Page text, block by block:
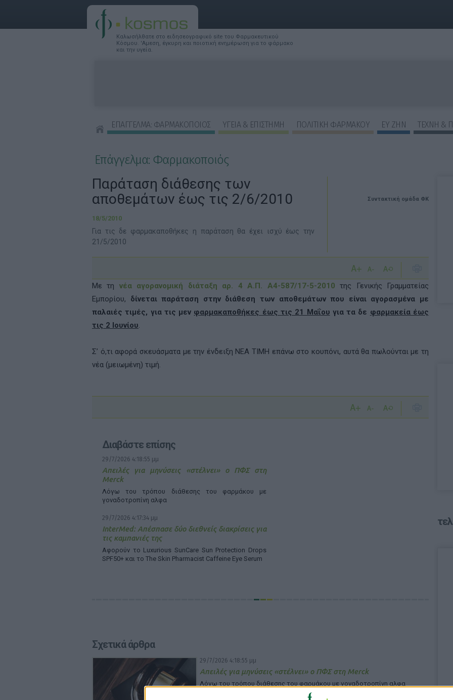
Καλωσήλθατε στο ειδησεογραφικό site του Φαρμακευτικού
Κόσμου. 'Αμεση, έγκυρη και ποιοτική ενημέρωση για το φάρμακο
και την υγεία.
ΕΠΑΓΓΕΛΜΑ: ΦΑΡΜΑΚΟΠΟΙΟΣ ΥΓΕΙΑ & ΕΠΙΣΤΗΜΗ ΠΟΛΙΤΙΚΗ ΦΑΡΜΑΚΟΥ ΕΥ ΖΗΝ
ΤΕΧΝΗ &
Επάγγελμα: Φαρμακοποιός
Συντακτική ομάδα ΦΚ
Παράταση διάθεσης των
αποθεμάτων έως τις 2/6/2010
18/5/2010
Για τις δε φαρμακαποθήκες η παράταση θα έχει ισχύ έως την
21/5/2010
Με τη νέα αγορανομική διάταξη αρ. 4 Α.Π. Α4-587/17-5-2010 της Γενικής Γραμματείας
Εμπορίου, δίνεται παράταση στην διάθεση των αποθεμάτων που είναι αγορασμένα με
παλαιές τιμές, για τις μεν φαρμακαποθήκες έως τις 21 Μαΐου για τα δε φαρμακεία έως
τις 2 Ιουνίου.
Σ’ ό,τι αφορά σκευάσματα με την ένδειξη ΝΕΑ ΤΙΜΗ επάνω στο κουπόνι, αυτά θα πωλούνται με τη
νέα (μειωμένη) τιμή.
Διαβάστε επίσης
29/7/2026 4:18:55 μμ
Απειλές για μηνύσεις «στέλνει» ο ΠΦΣ στη
Merck
Λόγω του τρόπου διάθεσης του φαρμάκου με
γοναδοτροπίνη αλφα
29/7/2026 4:17:34 μμ
InterMed: Απέσπασε δύο διεθνείς διακρίσεις για
τις καμπανιές της
Αφορούν το Luxurious SunCare Sun Protection Drops
SPF50+ και το The Skin Pharmacist Caffeine Eye Serum
Σχετικά άρθρα
29/7/2026 4:18:55 μμ
Απειλές για μηνύσεις «στέλνει» ο ΠΦΣ στη Merck
Λόγω του τρόπου διάθεσης του φαρμάκου με γοναδοτροπίνη αλφα